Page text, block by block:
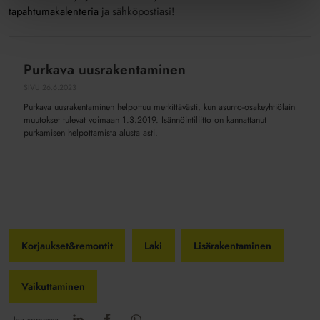
tapahtumakalenteria ja sähköpostiasi!
Purkava
Purkava uusrakentaminen
Purkava uusrakentaminen helpottuu merkittävästi, kun asunto-osakeyhtiölain
muutokset tulevat voimaan 1.3.2019. Isännöintiliitto on kannattanut
purkamisen helpottamista alusta asti.
Korjaukset&remontit Laki Lisärakentaminen
Vaikuttaminen